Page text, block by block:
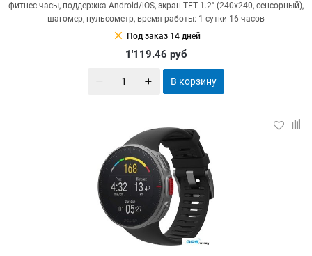
фитнес-часы, поддержка Android/iOS, экран TFT 1.2" (240x240, сенсорный),
шагомер, пульсометр, время работы: 1 сутки 16 часов
clear Под заказ 14 дней
1'119.46 руб
В корзину